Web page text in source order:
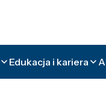
Edukacja i kariera